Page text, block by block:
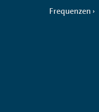
Frequenzen